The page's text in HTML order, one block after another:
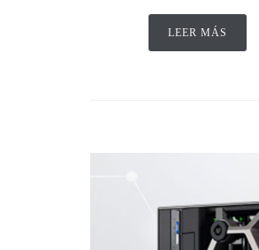
LEER MÁS